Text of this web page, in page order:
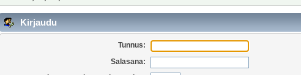
Kirjaudu
Tunnus:
Salasana: